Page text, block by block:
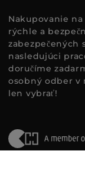
Nakupovanie na
rýchle a
zabezpečených
nasledujúci
doručíme
osobný odber v
len vybrať!